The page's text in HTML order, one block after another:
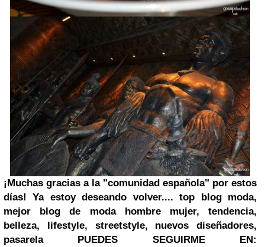
¡Muchas gracias a la "comunidad española" por estos
días!
Ya estoy deseando volver.... top blog moda,
mejor blog de moda hombre mujer, tendencia,
belleza, lifestyle, streetstyle, nuevos diseñadores,
pasarela
PUEDES SEGUIRME EN: